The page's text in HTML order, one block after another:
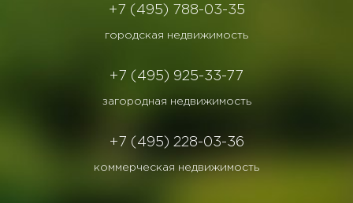
+7 (495) 788-03-35
городская недвижимость
+7 (495) 925-33-77
загородная недвижимость
+7 (495) 228-03-36
коммерческая недвижимость